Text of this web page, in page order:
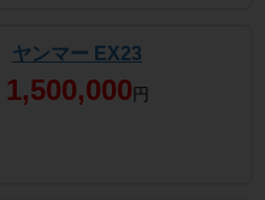
ヤンマー EX23
1,500,000 円